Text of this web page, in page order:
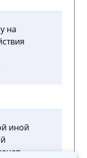
на
иной